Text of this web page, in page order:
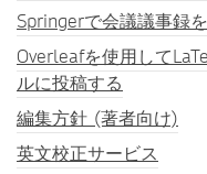
Springerで会議議事録
Overleafを使用して
ルに投稿する
編集方針 (著者向け)
英文校正サービス